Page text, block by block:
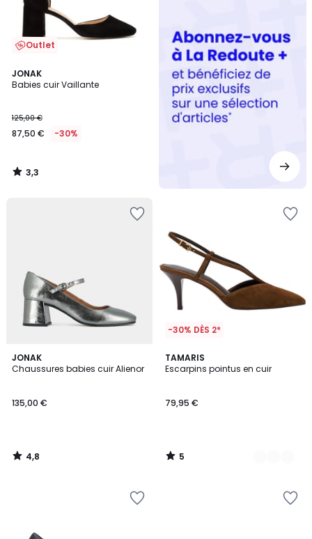
Outlet
JONAK
Babies cuir Vaillante
125,00 €
87,50 € -30%
3,3
/ 5
3,3
/
JONAK
Chaussures babies cuir Alienor
135,00 €
4,8
/ 5
4,8
/
-30% DÈS 2*
TAMARIS
Escarpins pointus en cuir
79,95 €
5
/
2
Couleurs
5
/